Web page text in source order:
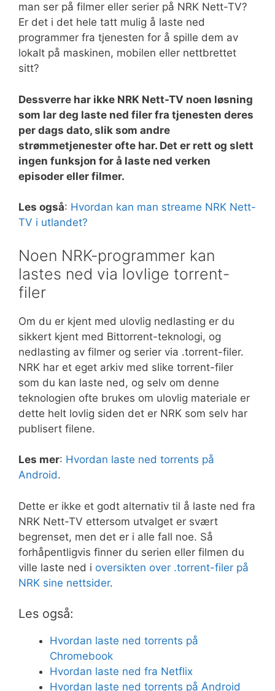
man ser på filmer eller serier på NRK Nett-TV?
Er det i det hele tatt mulig å laste ned
programmer fra tjenesten for å spille dem av
lokalt på maskinen, mobilen eller nettbrettet
sitt?
Dessverre har ikke NRK Nett-TV noen løsning
som lar deg laste ned filer fra tjenesten deres
per dags dato, slik som andre
strømmetjenester ofte har. Det er rett og slett
ingen funksjon for å laste ned verken
episoder eller filmer.
Les også: Hvordan kan man streame NRK Nett-
TV i utlandet?
Noen NRK-programmer kan
lastes ned via lovlige torrent-
filer
Om du er kjent med ulovlig nedlasting er du
sikkert kjent med Bittorrent-teknologi, og
nedlasting av filmer og serier via .torrent-filer.
NRK har et eget arkiv med slike torrent-filer
som du kan laste ned, og selv om denne
teknologien ofte brukes om ulovlig materiale er
dette helt lovlig siden det er NRK som selv har
publisert filene.
Les mer: Hvordan laste ned torrents på
Android.
Dette er ikke et godt alternativ til å laste ned fra
NRK Nett-TV ettersom utvalget er svært
begrenset, men det er i alle fall noe. Så
forhåpentligvis finner du serien eller filmen du
ville laste ned i oversikten over .torrent-filer på
NRK sine nettsider.
Les også:
Hvordan laste ned torrents på
Chromebook
Hvordan laste ned fra Netflix
Hvordan laste ned torrents på Android